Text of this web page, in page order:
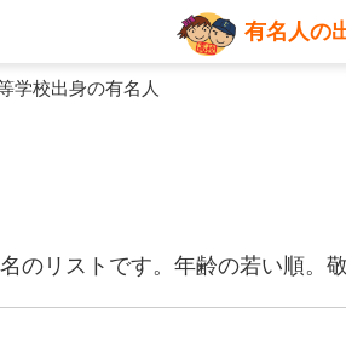
有名人の
学校出身の有名人
のリストです。年齢の若い順。敬